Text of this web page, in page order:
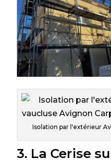
Isolation par l'extérieur
3. La Cerise